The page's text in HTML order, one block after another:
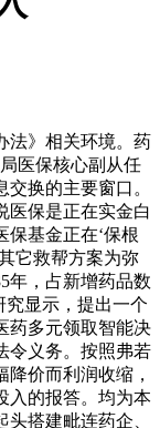
》相关环境。药
医保核心副从任
换的主要窗口。
医保是正在实金白
保基金正在‘保根
它救帮方案为弥
年，占新增药品数
究显示，提出一个
药多元领取智能决
令义务。按照弗若
价而利润收缩，
入的报答。均为本
搭建毗连药企、